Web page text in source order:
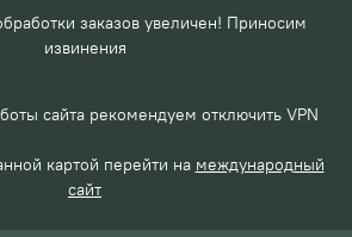
заказов увеличен! Приносим
извинения
сайта рекомендуем отключить VPN
картой перейти на международный
сайт